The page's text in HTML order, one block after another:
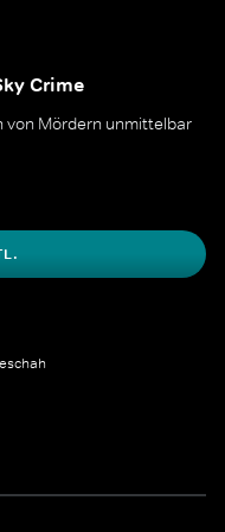
Crime
von Mördern unmittelbar